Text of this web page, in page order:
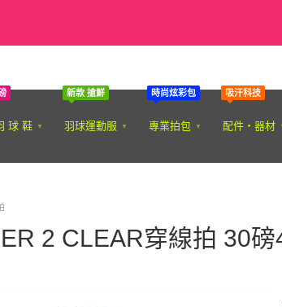
球 鞋
新款 搶鮮
羽球運動服
時尚炫彩包
專業拍包
吸汗科技
配件‧器材
2 CLEAR穿線拍 30